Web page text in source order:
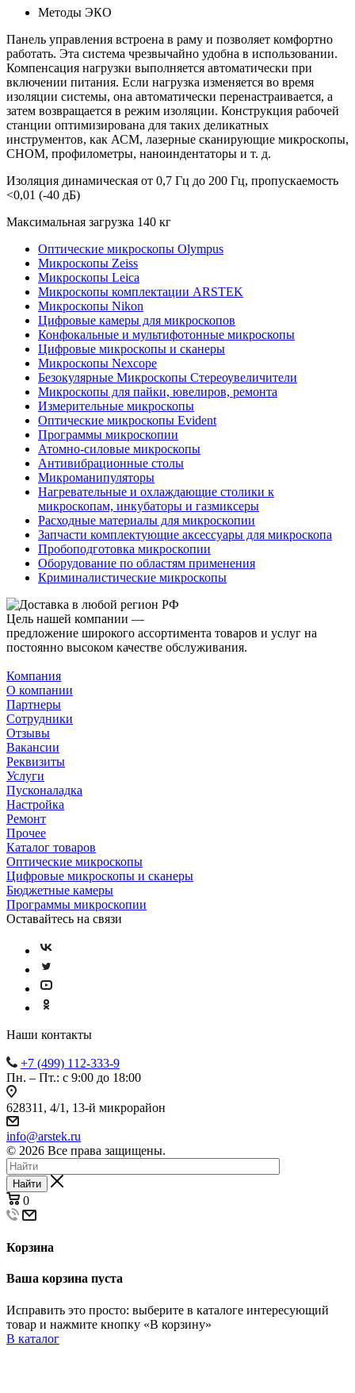
Методы ЭКО
Панель управления встроена в раму и позволяет комфортно
работать. Эта система чрезвычайно удобна в использовании.
Компенсация нагрузки выполняется автоматически при
включении питания. Если нагрузка изменяется во время
изоляции системы, она автоматически перенастраивается, а
затем возвращается в режим изоляции. Конструкция рабочей
станции оптимизирована для таких деликатных
инструментов, как АСМ, лазерные сканирующие микроскопы,
СНОМ, профилометры, наноиндентаторы и т. д.
Изоляция динамическая от 0,7 Гц до 200 Гц, пропускаемость
<0,01 (-40 дБ)
Максимальная загрузка 140 кг
Оптические микроскопы Olympus
Микроскопы Zeiss
Микроскопы Leica
Микроскопы комплектации ARSTEK
Микроскопы Nikon
Цифровые камеры для микроскопов
Конфокальные и мультифотонные микроскопы
Цифровые микроскопы и сканеры
Микроскопы Nexcope
Безокулярные Микроскопы Стереоувеличители
Микроскопы для пайки, ювелиров, ремонта
Измерительные микроскопы
Оптические микроскопы Evident
Программы микроскопии
Атомно-силовые микроскопы
Антивибрационные столы
Микроманипуляторы
Нагревательные и охлаждающие столики к
микроскопам, инкубаторы и газмиксеры
Расходные материалы для микроскопии
Запчасти комплектующие аксессуары для микроскопа
Пробоподготовка микроскопии
Оборудование по областям применения
Криминалистические микроскопы
Цель нашей компании —
предложение широкого ассортимента товаров и услуг на
постоянно высоком качестве обслуживания.
Компания
О компании
Партнеры
Сотрудники
Отзывы
Вакансии
Реквизиты
Услуги
Пусконаладка
Настройка
Ремонт
Прочее
Каталог товаров
Оптические микроскопы
Цифровые микроскопы и сканеры
Бюджетные камеры
Программы микроскопии
Оставайтесь на связи
Наши контакты
+7 (499) 112-333-9
Пн. – Пт.: с 9:00 до 18:00
628311, 4/1, 13-й микрорайон
info@arstek.ru
© 2026 Все права защищены.
Найти
0
Корзина
Ваша корзина пуста
Исправить это просто: выберите в каталоге интересующий
товар и нажмите кнопку «В корзину»
В каталог